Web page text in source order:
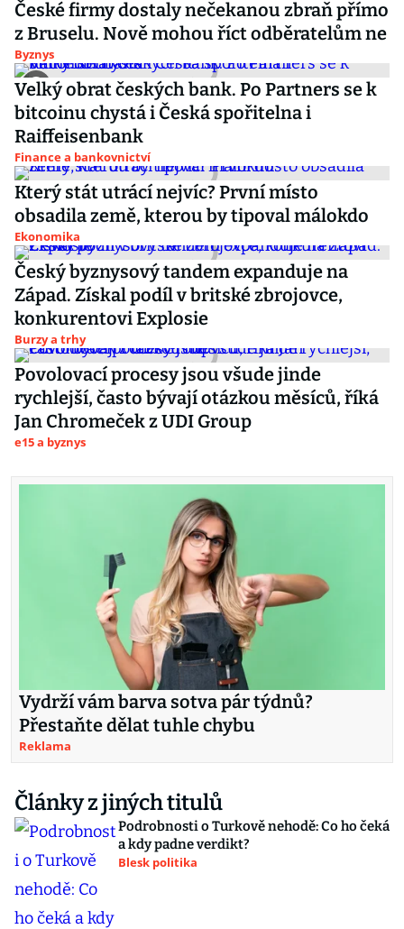
České firmy dostaly nečekanou zbraň přímo
z Bruselu. Nově mohou říct odběratelům ne
Byznys
Velký obrat českých bank. Po Partners se k
bitcoinu chystá i Česká spořitelna i
Raiffeisenbank
Finance a bankovnictví
Který stát utrácí nejvíc? První místo
obsadila země, kterou by tipoval málokdo
Ekonomika
Český byznysový tandem expanduje na
Západ. Získal podíl v britské zbrojovce,
konkurentovi Explosie
Burzy a trhy
Povolovací procesy jsou všude jinde
rychlejší, často bývají otázkou měsíců, říká
Jan Chromeček z UDI Group
e15 a byznys
Vydrží vám barva sotva pár týdnů?
Přestaňte dělat tuhle chybu
Reklama
Články z jiných titulů
Podrobnosti o Turkově nehodě: Co ho čeká
a kdy padne verdikt?
Blesk politika